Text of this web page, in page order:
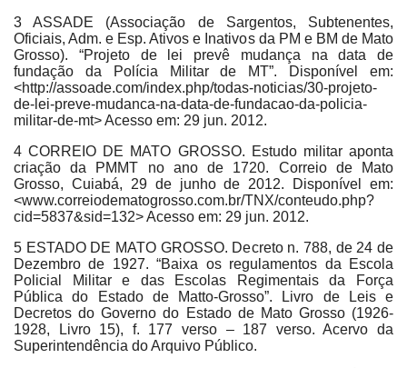
3 ASSADE (Associação de Sargentos, Subtenentes,
Oficiais, Adm. e Esp. Ativos e Inativos da PM e BM de Mato
Grosso). “Projeto de lei prevê mudança na data de
fundação da Polícia Militar de MT”. Disponível em:
<http://assoade.com/index.php/todas-noticias/30-projeto-
de-lei-preve-mudanca-na-data-de-fundacao-da-policia-
militar-de-mt> Acesso em: 29 jun. 2012.
4 CORREIO DE MATO GROSSO. Estudo militar aponta
criação da PMMT no ano de 1720. Correio de Mato
Grosso, Cuiabá, 29 de junho de 2012. Disponível em:
<www.correiodematogrosso.com.br/TNX/conteudo.php?
cid=5837&sid=132> Acesso em: 29 jun. 2012.
5 ESTADO DE MATO GROSSO. Decreto n. 788, de 24 de
Dezembro de 1927. “Baixa os regulamentos da Escola
Policial Militar e das Escolas Regimentais da Força
Pública do Estado de Matto-Grosso”. Livro de Leis e
Decretos do Governo do Estado de Mato Grosso (1926-
1928, Livro 15), f. 177 verso – 187 verso. Acervo da
Superintendência do Arquivo Público.